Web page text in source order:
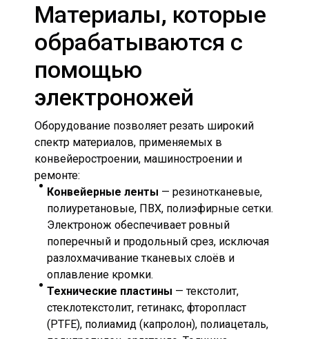
Материалы, которые
обрабатываются с
помощью
электроножей
Оборудование позволяет резать широкий
спектр материалов, применяемых в
конвейеростроении, машиностроении и
ремонте:
Конвейерные ленты — резинотканевые,
полиуретановые, ПВХ, полиэфирные сетки.
Электронож обеспечивает ровный
поперечный и продольный срез, исключая
разлохмачивание тканевых слоёв и
оплавление кромки.
Технические пластины — текстолит,
стеклотекстолит, гетинакс, фторопласт
(PTFE), полиамид (капролон), полиацеталь,